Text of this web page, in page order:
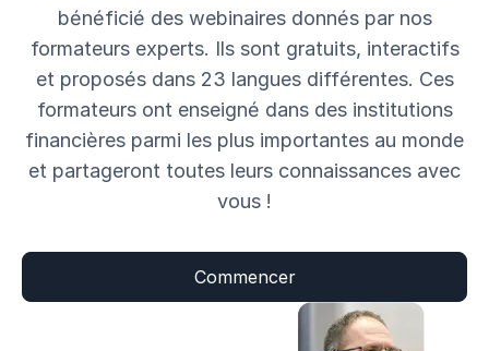
bénéficié des webinaires donnés par nos
formateurs experts. Ils sont gratuits, interactifs
et proposés dans 23 langues différentes. Ces
formateurs ont enseigné dans des institutions
financières parmi les plus importantes au monde
et partageront toutes leurs connaissances avec
vous !
Commencer